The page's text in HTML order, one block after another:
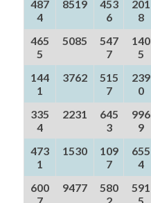
487
4
8519
453
6
201
8
465
5
5085
547
7
140
5
144
1
3762
515
7
239
0
335
4
2231
645
3
996
9
473
1
1530
109
7
655
4
600
9477
580
591